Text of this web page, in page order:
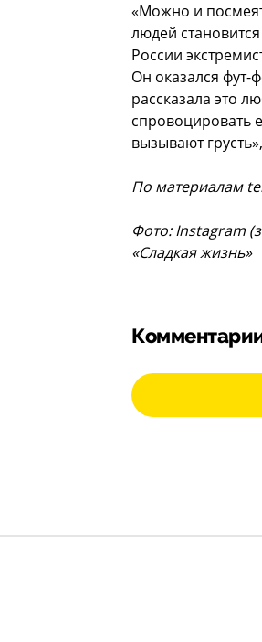
«Можно и
людей
России
Он оказался фут-
рассказала это
спровоцировать
вызывают
По материалам
Фото: Instagram
«Сладкая жизнь»